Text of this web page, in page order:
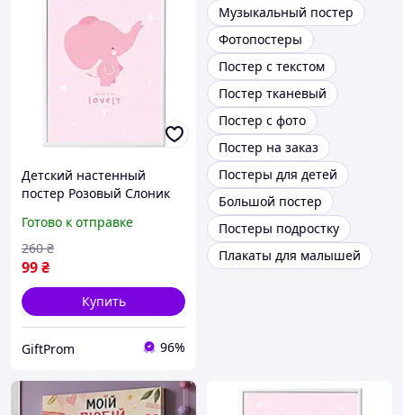
Детский настенный
постер Розовый Слоник
Готово к отправке
99₴
260 ₴
Купить
GiftProm 96%
Музыкальный постер
Фотопостеры
Постер с текстом
Постер тканевый
Постер с фото
Постер на заказ
Постеры для детей
Большой постер
Постеры подростку
Плакаты для малышей